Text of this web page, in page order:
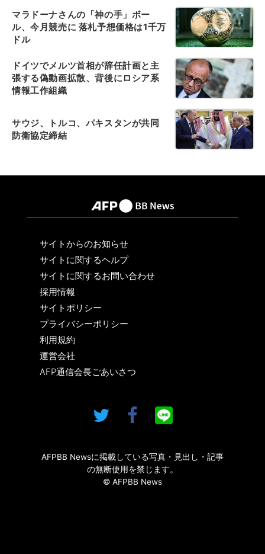
マラドーナさんの「神の手」ボー
ル、今月競売に 落札予想価格は1千万
ドル
ドイツでメルツ首相が辞任計画と主
張する偽動画拡散、背後にロシア系
情報工作組織
サウジ、トルコ、パキスタンが共同
防衛協定締結
サイトからのお知らせ
サイトに関するヘルプ
サイトに関するお問い合わせ
採用情報
サイトポリシー
プライバシーポリシー
利用規約
運営会社
AFP通信会長ごあいさつ
AFPBB Newsに掲載している写真・見出し・記事
の無断使用を禁じます。
© AFPBB News